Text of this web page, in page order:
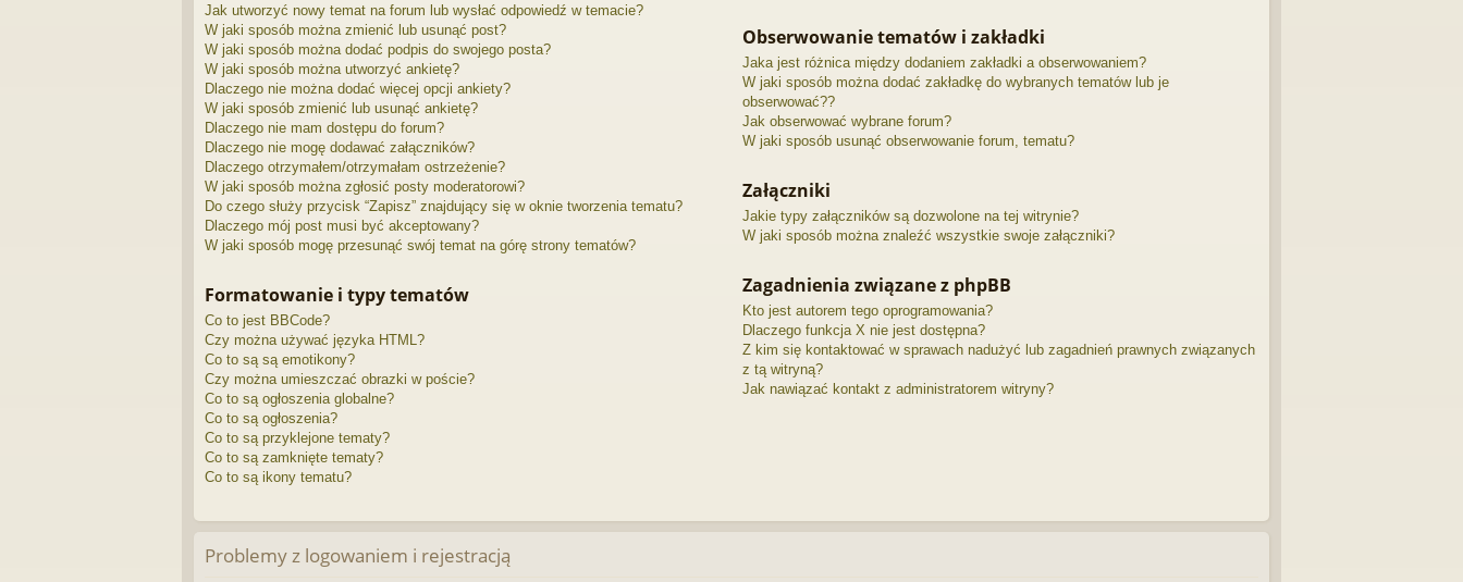
Jak utworzyć nowy temat na forum lub wysłać odpowiedź w temacie?
W jaki sposób można zmienić lub usunąć post?
W jaki sposób można dodać podpis do swojego posta?
W jaki sposób można utworzyć ankietę?
Dlaczego nie można dodać więcej opcji ankiety?
W jaki sposób zmienić lub usunąć ankietę?
Dlaczego nie mam dostępu do forum?
Dlaczego nie mogę dodawać załączników?
Dlaczego otrzymałem/otrzymałam ostrzeżenie?
W jaki sposób można zgłosić posty moderatorowi?
Do czego służy przycisk “Zapisz” znajdujący się w oknie tworzenia tematu?
Dlaczego mój post musi być akceptowany?
W jaki sposób mogę przesunąć swój temat na górę strony tematów?
Formatowanie i typy tematów
Co to jest BBCode?
Czy można używać języka HTML?
Co to są są emotikony?
Czy można umieszczać obrazki w poście?
Co to są ogłoszenia globalne?
Co to są ogłoszenia?
Co to są przyklejone tematy?
Co to są zamknięte tematy?
Co to są ikony tematu?
Obserwowanie tematów i zakładki
Jaka jest różnica między dodaniem zakładki a obserwowaniem?
W jaki sposób można dodać zakładkę do wybranych tematów lub je
obserwować??
Jak obserwować wybrane forum?
W jaki sposób usunąć obserwowanie forum, tematu?
Załączniki
Jakie typy załączników są dozwolone na tej witrynie?
W jaki sposób można znaleźć wszystkie swoje załączniki?
Zagadnienia związane z phpBB
Kto jest autorem tego oprogramowania?
Dlaczego funkcja X nie jest dostępna?
Z kim się kontaktować w sprawach nadużyć lub zagadnień prawnych związanych
z tą witryną?
Jak nawiązać kontakt z administratorem witryny?
Problemy z logowaniem i rejestracją